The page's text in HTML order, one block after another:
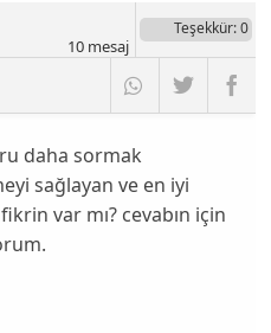
Teşekkür: 0
10mesaj
daha sormak
sağlayan ve en iyi
var mı? cevabın için